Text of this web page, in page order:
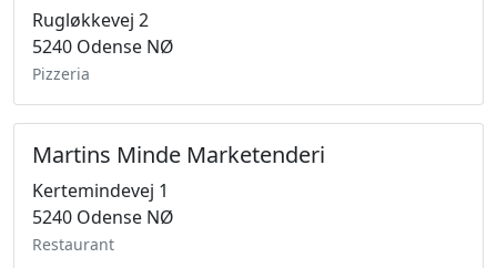
Rugløkkevej 2
5240 Odense NØ
Pizzeria
Martins Minde Marketenderi
Kertemindevej 1
5240 Odense NØ
Restaurant